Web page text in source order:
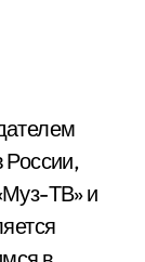
России,
ТВ» и